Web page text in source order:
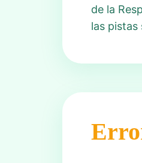
de la
las pistas